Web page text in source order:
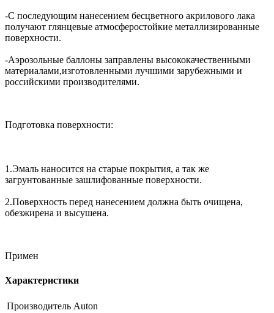
-С последующим нанесением бесцветного акрилового лака
получают глянцевые атмосферостойкие металлизированные
поверхности.
-Аэрозольные баллоны заправлены высококачественными
материалами,изготовленными лучшими зарубежными и
российскими производителями.
Подготовка поверхности:
1.Эмаль наносится на старые покрытия, а так же
загрунтованные зашлифованные поверхности.
2.Поверхность перед нанесением должна быть очищена,
обезжирена и высушена.
Примен
Характеристики
Производитель Auton